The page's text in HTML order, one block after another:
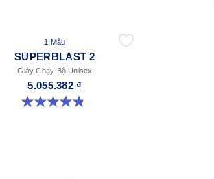
1 Màu
SUPERBLAST 2
Giày Chạy Bộ Unisex
5.055.382 ₫
4.8 trong số 5 sao. 1302 đánh giá